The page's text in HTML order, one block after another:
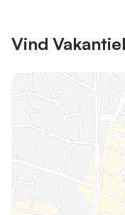
Vind